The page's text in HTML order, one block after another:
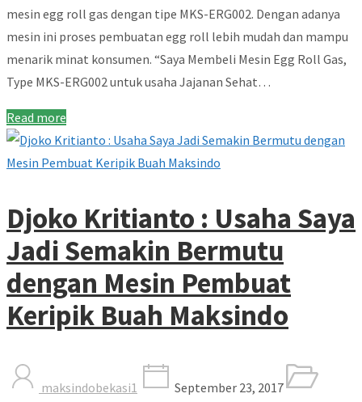
mesin egg roll gas dengan tipe MKS-ERG002. Dengan adanya
mesin ini proses pembuatan egg roll lebih mudah dan mampu
menarik minat konsumen. “Saya Membeli Mesin Egg Roll Gas,
Type MKS-ERG002 untuk usaha Jajanan Sehat…
Read more
Djoko Kritianto : Usaha Saya
Jadi Semakin Bermutu
dengan Mesin Pembuat
Keripik Buah Maksindo
maksindobekasi1
September 23, 2017